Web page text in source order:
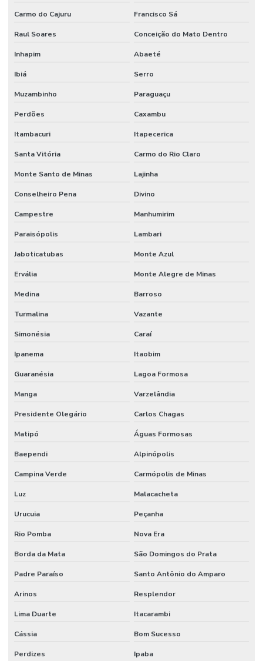
Carmo do Cajuru Francisco Sá
Raul Soares Conceição do Mato Dentro
Inhapim Abaeté
Ibiá Serro
Muzambinho Paraguaçu
Perdões Caxambu
Itambacuri Itapecerica
Santa Vitória Carmo do Rio Claro
Monte Santo de Minas Lajinha
Conselheiro Pena Divino
Campestre Manhumirim
Paraisópolis Lambari
Jaboticatubas Monte Azul
Ervália Monte Alegre de Minas
Medina Barroso
Turmalina Vazante
Simonésia Caraí
Ipanema Itaobim
Guaranésia Lagoa Formosa
Manga Varzelândia
Presidente Olegário Carlos Chagas
Matipó Águas Formosas
Baependi Alpinópolis
Campina Verde Carmópolis de Minas
Luz Malacacheta
Urucuia Peçanha
Rio Pomba Nova Era
Borda da Mata São Domingos do Prata
Padre Paraíso Santo Antônio do Amparo
Arinos Resplendor
Lima Duarte Itacarambi
Cássia Bom Sucesso
Perdizes Ipaba